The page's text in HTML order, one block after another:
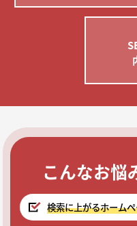
こんなお悩
検索に上がるホーム